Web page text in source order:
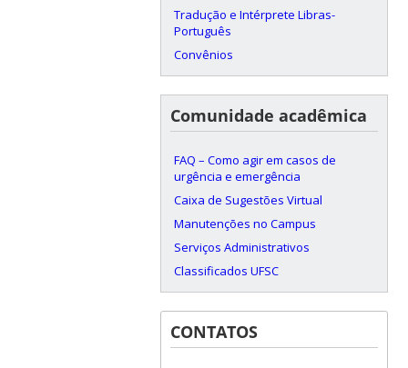
Tradução e Intérprete Libras-
Português
Convênios
Comunidade acadêmica
FAQ – Como agir em casos de
urgência e emergência
Caixa de Sugestões Virtual
Manutenções no Campus
Serviços Administrativos
Classificados UFSC
CONTATOS